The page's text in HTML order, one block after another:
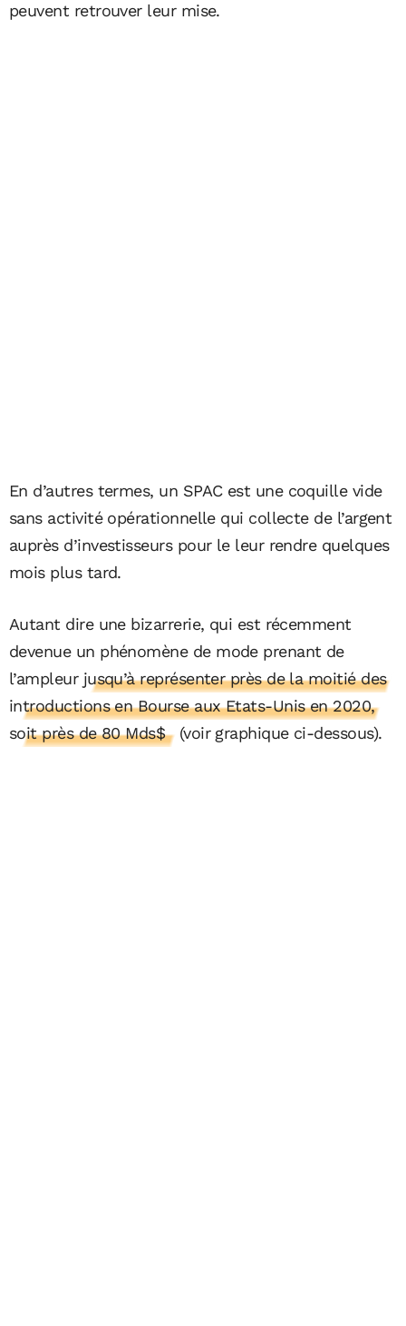
peuvent retrouver leur mise.
En d’autres termes, un SPAC est une coquille vide
sans activité opérationnelle qui collecte de l’argent
auprès d’investisseurs pour le leur rendre quelques
mois plus tard.
Autant dire une bizarrerie, qui est récemment
devenue un phénomène de mode prenant de
l’ampleurjusqu’à représenter près de la moitié des
introductions en Bourse aux Etats-Unis en 2020,
soit près de 80 Mds$ (voir graphique ci-dessous).